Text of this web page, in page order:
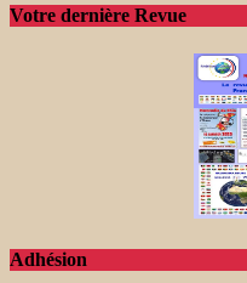
Votre dernière Revue
Adhésion